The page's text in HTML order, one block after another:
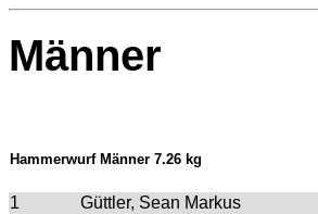
Männer
Hammerwurf Männer 7.26 kg
1 Güttler, Sean Markus